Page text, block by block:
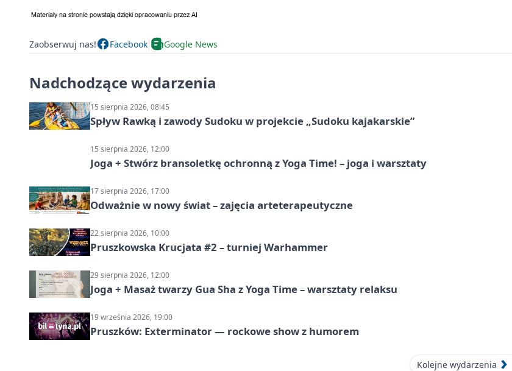
Zaobserwuj nas! Facebook Google News
Nadchodzące wydarzenia
15 sierpnia 2026, 08:45
Spływ Rawką i zawody Sudoku w projekcie „Sudoku kajakarskie”
15 sierpnia 2026, 12:00
Joga + Stwórz bransoletkę ochronną z Yoga Time! – joga i warsztaty
17 sierpnia 2026, 17:00
Odważnie w nowy świat – zajęcia arteterapeutyczne
22 sierpnia 2026, 10:00
Pruszkowska Krucjata #2 – turniej Warhammer
29 sierpnia 2026, 12:00
Joga + Masaż twarzy Gua Sha z Yoga Time – warsztaty relaksu
19 września 2026, 19:00
Pruszków: Exterminator — rockowe show z humorem
Kolejne wydarzenia